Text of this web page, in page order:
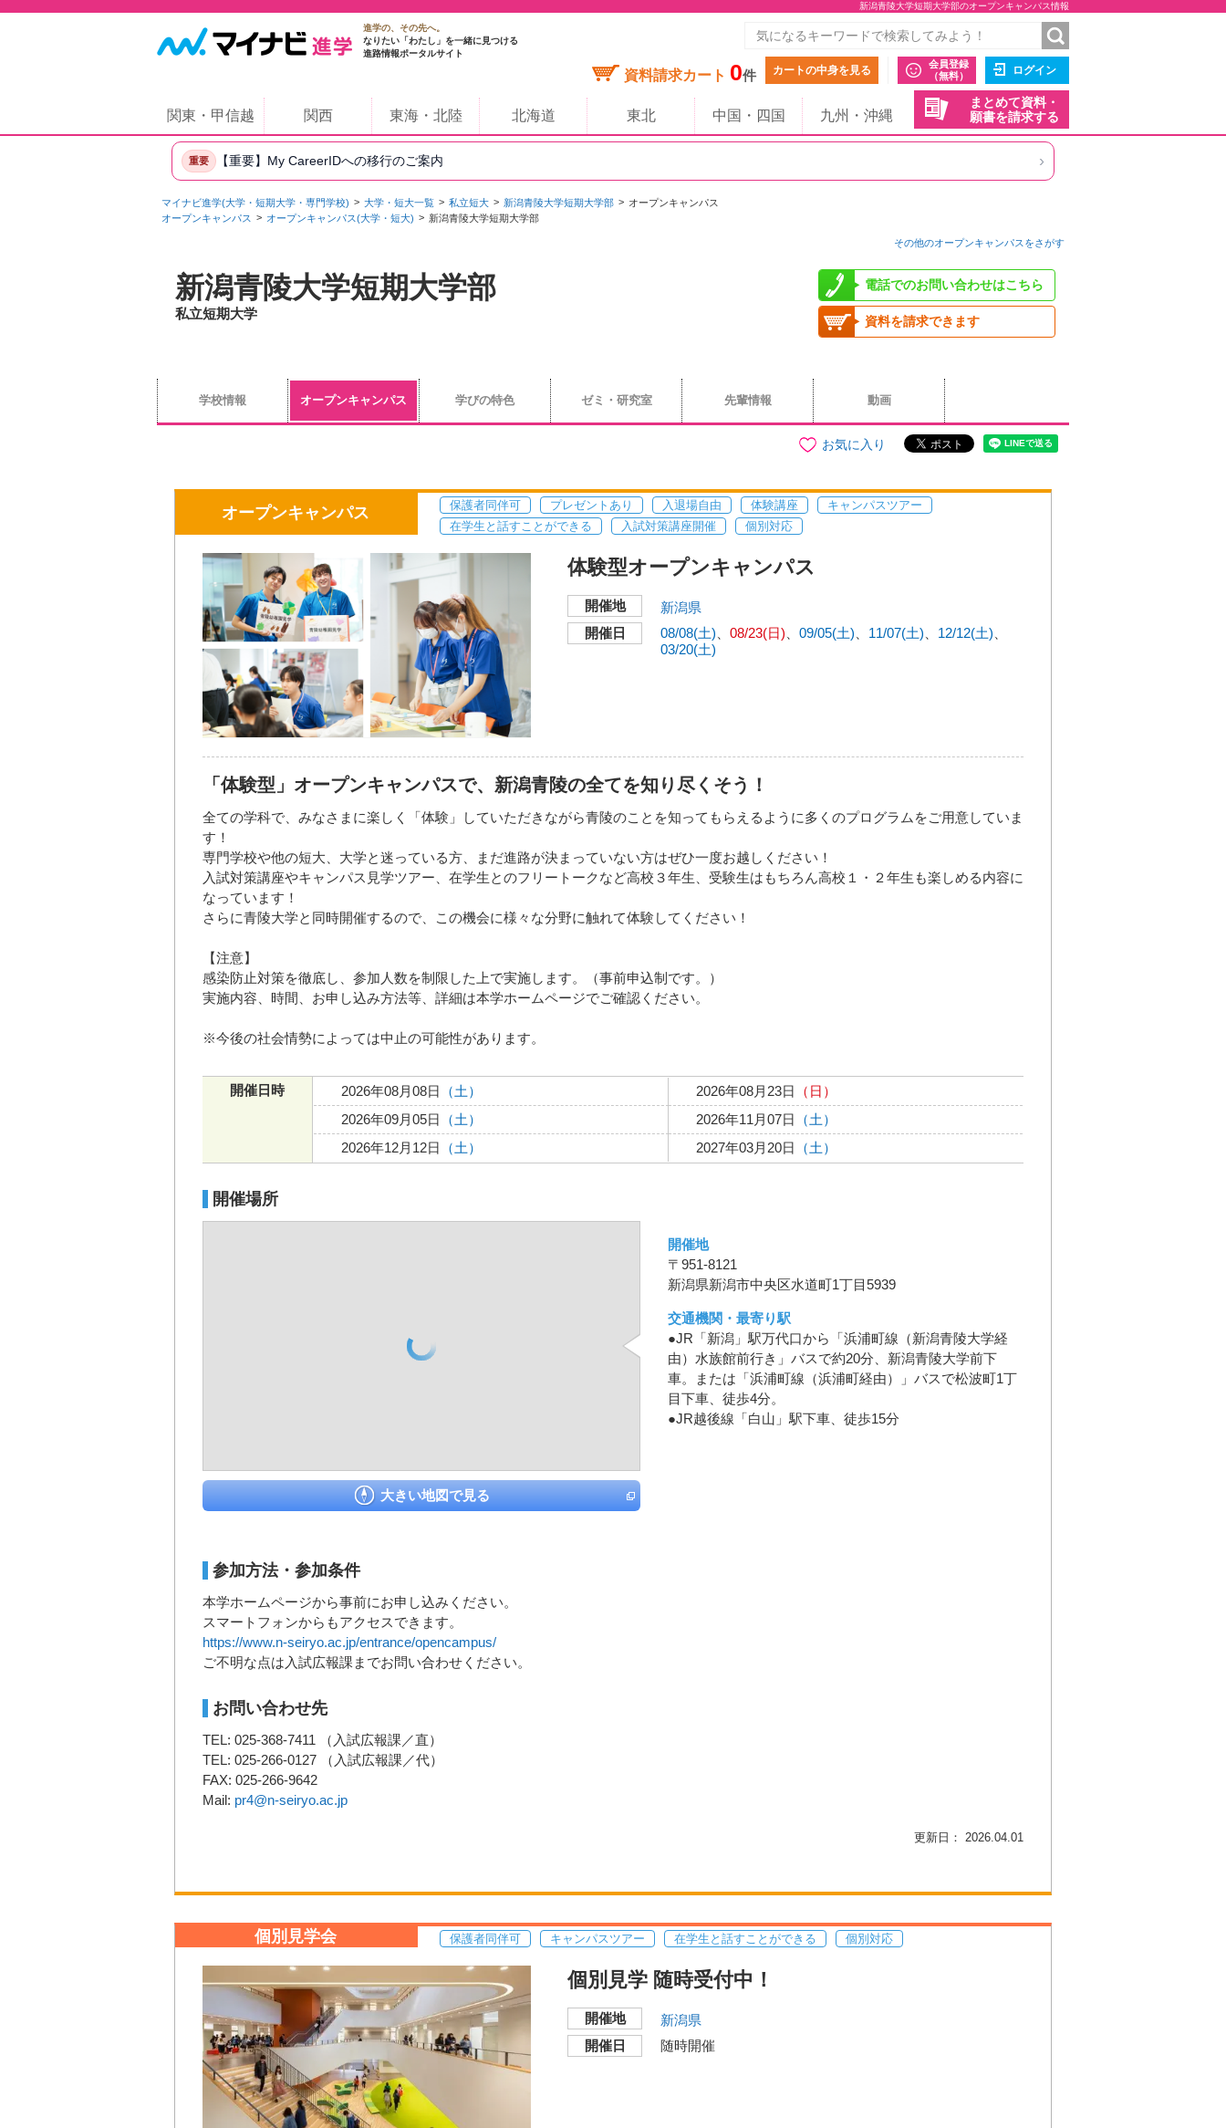
新潟青陵大学短期大学部のオープンキャンパス情報
進学の、その先へ。
なりたい「わたし」を一緒に見つける
進路情報ポータルサイト
資料請求カート 0件 カートの中身を見る
会員登録
（無料）
ログイン
まとめて資料・
願書を請求する
関東・甲信越 関西 東海・北陸 北海道 東北 中国・四国 九州・沖縄
重要 【重要】My CareerIDへの移行のご案内 ›
マイナビ進学(大学・短期大学・専門学校) 大学・短大一覧 私立短大 新潟青陵大学短期大学部
オープンキャンパス
オープンキャンパス
オープンキャンパス(大学・短大) 新潟青陵大学短期大学部
その他のオープンキャンパスをさがす
新潟青陵大学短期大学部
私立短期大学
電話でのお問い合わせはこちら
資料を請求できます
学校情報 オープンキャンパス 学びの特色 ゼミ・研究室 先輩情報 動画
お気に入り
オープンキャンパス 保護者同伴可 プレゼントあり 入退場自由 体験講座
キャンパスツアー
在学生と話すことができる
入試対策講座開催 個別対応
体験型オープンキャンパス
開催地
新潟県
開催日
08/08(土) 08/23(日) 09/05(土) 11/07(土)
12/12(土)
03/20(土)
「体験型」オープンキャンパスで、新潟青陵の全てを知り尽くそう！
全ての学科で、みなさまに楽しく「体験」していただきながら青陵のことを知ってもらえるように多くのプログラムをご用意していま
す！
専門学校や他の短大、大学と迷っている方、まだ進路が決まっていない方はぜひ一度お越しください！
入試対策講座やキャンパス見学ツアー、在学生とのフリートークなど高校３年生、受験生はもちろん高校１・２年生も楽しめる内容に
なっています！
さらに青陵大学と同時開催するので、この機会に様々な分野に触れて体験してください！
【注意】
感染防止対策を徹底し、参加人数を制限した上で実施します。（事前申込制です。）
実施内容、時間、お申し込み方法等、詳細は本学ホームページでご確認ください。
※今後の社会情勢によっては中止の可能性があります。
開催日時 2026年08月08日 （土） 2026年08月23日 （日）
2026年09月05日
（土） 2026年11月07日 （土）
2026年12月12日
（土） 2027年03月20日 （土）
開催場所
大きい地図で見る
開催地
〒951-8121
新潟県新潟市中央区水道町1丁目5939
交通機関・最寄り駅
●JR「新潟」駅万代口から「浜浦町線（新潟青陵大学経
由）水族館前行き」バスで約20分、新潟青陵大学前下
車。または「浜浦町線（浜浦町経由）」バスで松波町1丁
目下車、徒歩4分。
●JR越後線「白山」駅下車、徒歩15分
参加方法・参加条件
本学ホームページから事前にお申し込みください。
スマートフォンからもアクセスできます。
https://www.n-seiryo.ac.jp/entrance/opencampus/
ご不明な点は入試広報課までお問い合わせください。
お問い合わせ先
TEL: 025-368-7411 （入試広報課／直）
TEL: 025-266-0127 （入試広報課／代）
FAX: 025-266-9642
Mail: pr4@n-seiryo.ac.jp
更新日： 2026.04.01
個別見学会 保護者同伴可 キャンパスツアー 在学生と話すことができる 個別対応
個別見学 随時受付中！
開催地
新潟県
開催日
随時開催